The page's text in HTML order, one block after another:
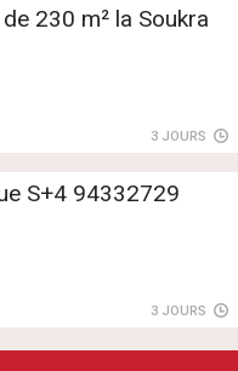
230 m² la Soukra
3 JOURS
Bureau Bellevue S+4 94332729
3 JOURS